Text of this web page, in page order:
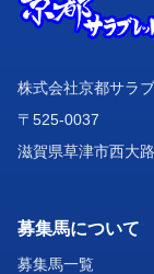
株式会社京都サラ
〒525-0037
滋賀県草津市西大
募集馬について
募集馬一覧